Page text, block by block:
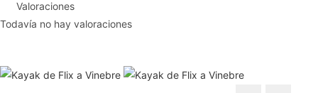
Valoraciones
Todavía no hay valoraciones